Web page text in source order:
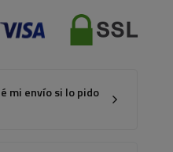
mi envío si lo pido